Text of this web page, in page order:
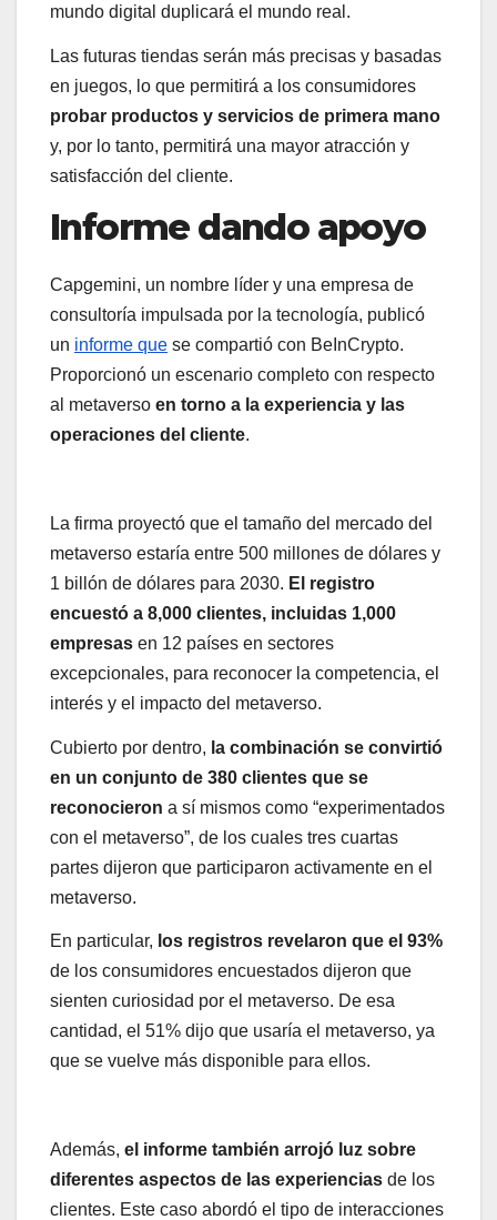
mundo digital duplicará el mundo real.
Las futuras tiendas serán más precisas y basadas
en juegos, lo que permitirá a los consumidores
probar productos y servicios de primera mano
y, por lo tanto, permitirá una mayor atracción y
satisfacción del cliente.
Informe dando apoyo
Capgemini, un nombre líder y una empresa de
consultoría impulsada por la tecnología, publicó
un informe que se compartió con BeInCrypto.
Proporcionó un escenario completo con respecto
al metaverso en torno a la experiencia y las
operaciones del cliente.
La firma proyectó que el tamaño del mercado del
metaverso estaría entre 500 millones de dólares y
1 billón de dólares para 2030. El registro
encuestó a 8,000 clientes, incluidas 1,000
empresas en 12 países en sectores
excepcionales, para reconocer la competencia, el
interés y el impacto del metaverso.
Cubierto por dentro, la combinación se convirtió
en un conjunto de 380 clientes que se
reconocieron a sí mismos como “experimentados
con el metaverso”, de los cuales tres cuartas
partes dijeron que participaron activamente en el
metaverso.
En particular, los registros revelaron que el 93%
de los consumidores encuestados dijeron que
sienten curiosidad por el metaverso. De esa
cantidad, el 51% dijo que usaría el metaverso, ya
que se vuelve más disponible para ellos.
Además, el informe también arrojó luz sobre
diferentes aspectos de las experiencias de los
clientes. Este caso abordó el tipo de interacciones